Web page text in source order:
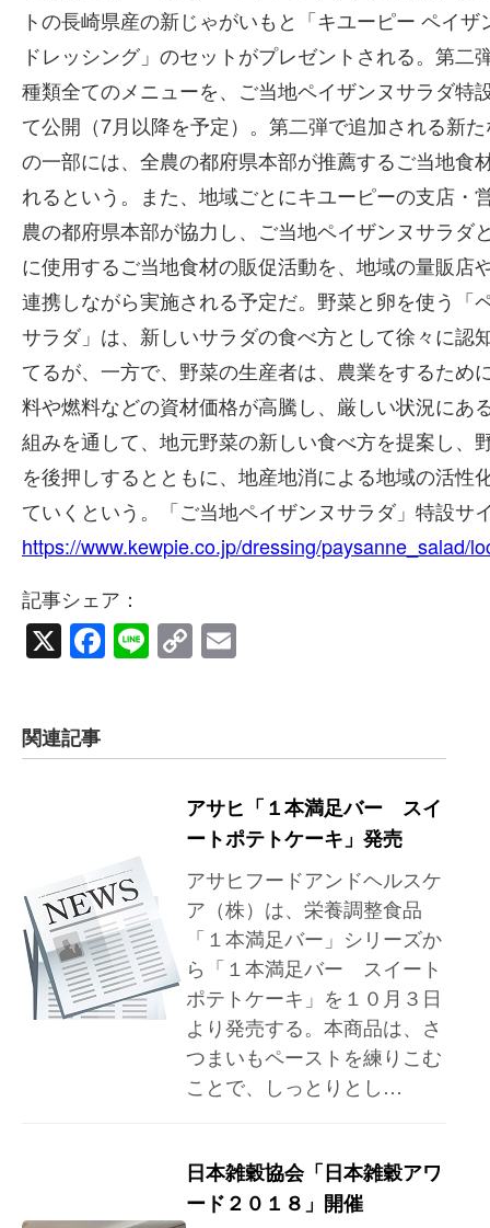
トの長崎県産の新じゃがいもと「キユーピー ペイザ
ドレッシング」のセットがプレゼントされる。第二
種類全てのメニューを、ご当地ペイザンヌサラダ特
て公開（7月以降を予定）。第二弾で追加される新
の一部には、全農の都府県本部が推薦するご当地食
れるという。また、地域ごとにキユーピーの支店・
農の都府県本部が協力し、ご当地ペイザンヌサラダ
に使用するご当地食材の販促活動を、地域の量販店
連携しながら実施される予定だ。野菜と卵を使う「
サラダ」は、新しいサラダの食べ方として徐々に認
てるが、一方で、野菜の生産者は、農業をするため
料や燃料などの資材価格が高騰し、厳しい状況にあ
組みを通して、地元野菜の新しい食べ方を提案し、
を後押しするとともに、地産地消による地域の活性
ていくという。「ご当地ペイザンヌサラダ」特設サ
https://www.kewpie.co.jp/dressing/paysanne_salad/
記事シェア：
X Facebook
LineCopy
関連記事
アサヒ「１本満足バー スイ
ートポテトケーキ」発売
アサヒフードアンドヘルスケ
ア（株）は、栄養調整食品
「１本満足バー」シリーズか
ら「１本満足バー スイート
ポテトケーキ」を１０月３日
より発売する。本商品は、さ
つまいもペーストを練りこむ
ことで、しっとりとし…
日本雑穀協会「日本雑穀アワ
ード２０１８」開催